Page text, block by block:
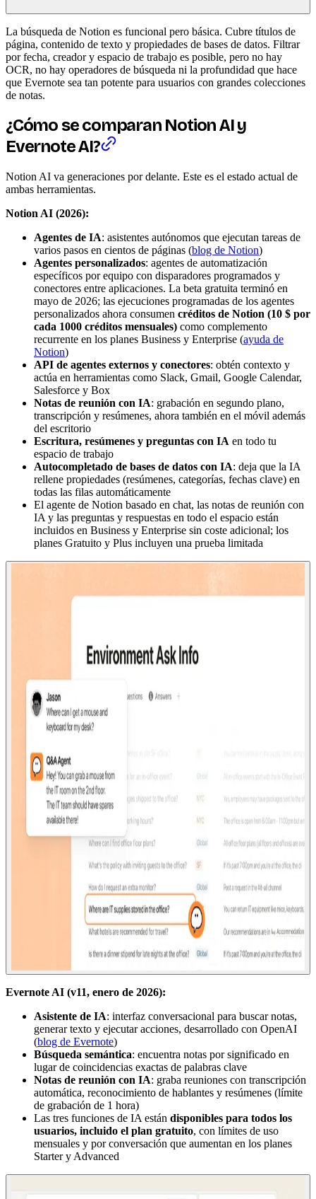
La búsqueda de Notion es funcional pero básica. Cubre títulos de
página, contenido de texto y propiedades de bases de datos. Filtrar
por fecha, creador y espacio de trabajo es posible, pero no hay
OCR, no hay operadores de búsqueda ni la profundidad que hace
que Evernote sea tan potente para usuarios con grandes colecciones
de notas.
¿Cómo se comparan Notion AI y
Evernote AI?
Notion AI va generaciones por delante. Este es el estado actual de
ambas herramientas.
Notion AI (2026):
Agentes de IA: asistentes autónomos que ejecutan tareas de
varios pasos en cientos de páginas (blog de Notion)
Agentes personalizados: agentes de automatización
específicos por equipo con disparadores programados y
conectores entre aplicaciones. La beta gratuita terminó en
mayo de 2026; las ejecuciones programadas de los agentes
personalizados ahora consumen créditos de Notion (10 $ por
cada 1000 créditos mensuales) como complemento
recurrente en los planes Business y Enterprise (ayuda de
Notion)
API de agentes externos y conectores: obtén contexto y
actúa en herramientas como Slack, Gmail, Google Calendar,
Salesforce y Box
Notas de reunión con IA: grabación en segundo plano,
transcripción y resúmenes, ahora también en el móvil además
del escritorio
Escritura, resúmenes y preguntas con IA en todo tu
espacio de trabajo
Autocompletado de bases de datos con IA: deja que la IA
rellene propiedades (resúmenes, categorías, fechas clave) en
todas las filas automáticamente
El agente de Notion basado en chat, las notas de reunión con
IA y las preguntas y respuestas en todo el espacio están
incluidos en Business y Enterprise sin coste adicional; los
planes Gratuito y Plus incluyen una prueba limitada
Evernote AI (v11, enero de 2026):
Asistente de IA: interfaz conversacional para buscar notas,
generar texto y ejecutar acciones, desarrollado con OpenAI
(blog de Evernote)
Búsqueda semántica: encuentra notas por significado en
lugar de coincidencias exactas de palabras clave
Notas de reunión con IA: graba reuniones con transcripción
automática, reconocimiento de hablantes y resúmenes (límite
de grabación de 1 hora)
Las tres funciones de IA están disponibles para todos los
usuarios, incluido el plan gratuito, con límites de uso
mensuales y por conversación que aumentan en los planes
Starter y Advanced